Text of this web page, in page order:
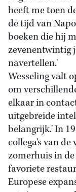
heeft me toen
de tijd van
boeken die hij
zevenentwintig
navertellen.'
Wesseling valt
om
elkaar in
uitgebreide
belangrijk.' In
collega's van
zomerhuis in de
favoriete
Europese